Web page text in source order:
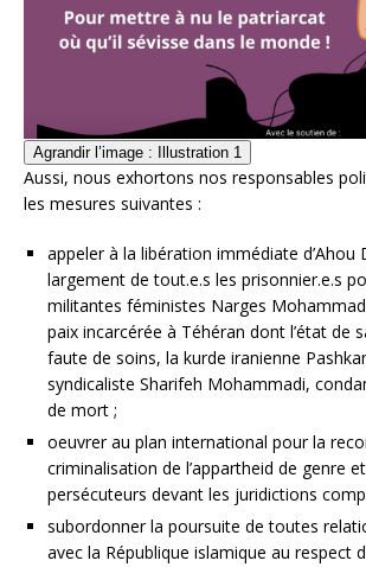
Agrandir l’image : Illustration 1
Aussi, nous exhortons nos responsables
les mesures suivantes :
appeler à la libération immédiate d’Ahou
largement de tout.e.s les prisonnier.e.s
militantes féministes Narges
paix incarcérée à Téhéran dont l’état de
faute de soins, la kurde iranienne
syndicaliste Sharifeh Mohammadi,
de mort ;
oeuvrer au plan international pour la
criminalisation de l’appartheid de genre
persécuteurs devant les juridictions
subordonner la poursuite de toutes
avec la République islamique au respect